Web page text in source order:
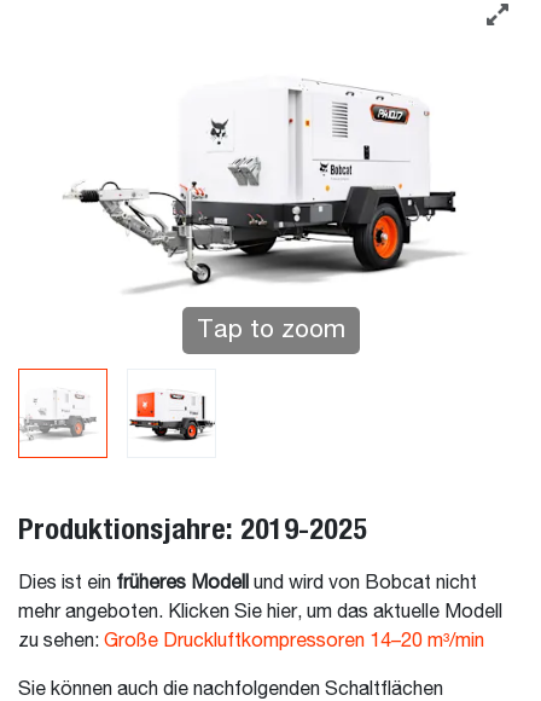
Tap to zoom
Produktionsjahre: 2019-2025
Dies ist ein früheres Modell und wird von Bobcat nicht
mehr angeboten. Klicken Sie hier, um das aktuelle Modell
zu sehen: Große Druckluftkompressoren 14–20 m³/min
Sie können auch die nachfolgenden Schaltflächen